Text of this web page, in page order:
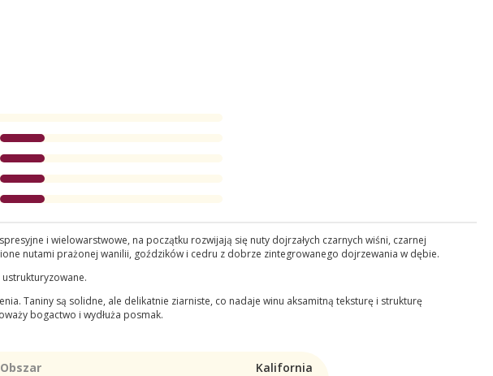
i wielowarstwowe, na początku rozwijają się nuty dojrzałych czarnych wiśni, czarnej
nutami prażonej wanilii, goździków i cedru z dobrze zintegrowanego dojrzewania w dębie.
Taniny są solidne, ale delikatnie ziarniste, co nadaje winu aksamitną teksturę i strukturę
bogactwo i wydłuża posmak.
Obszar
Kalifornia